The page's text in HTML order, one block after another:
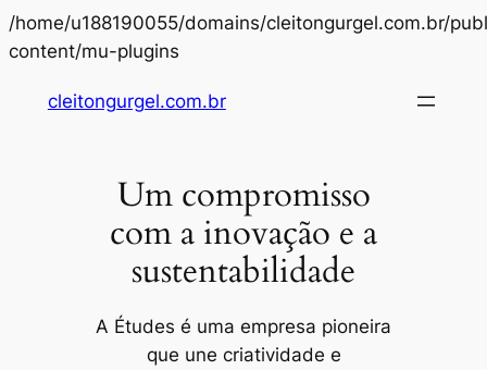
/home/u188190055/domains/cleitongurgel.com.br/
content/mu-plugins
o
cleitongurgel.com.br
Um compromisso
com a inovação e a
sustentabilidade
A Études é uma empresa pioneira
que une criatividade e